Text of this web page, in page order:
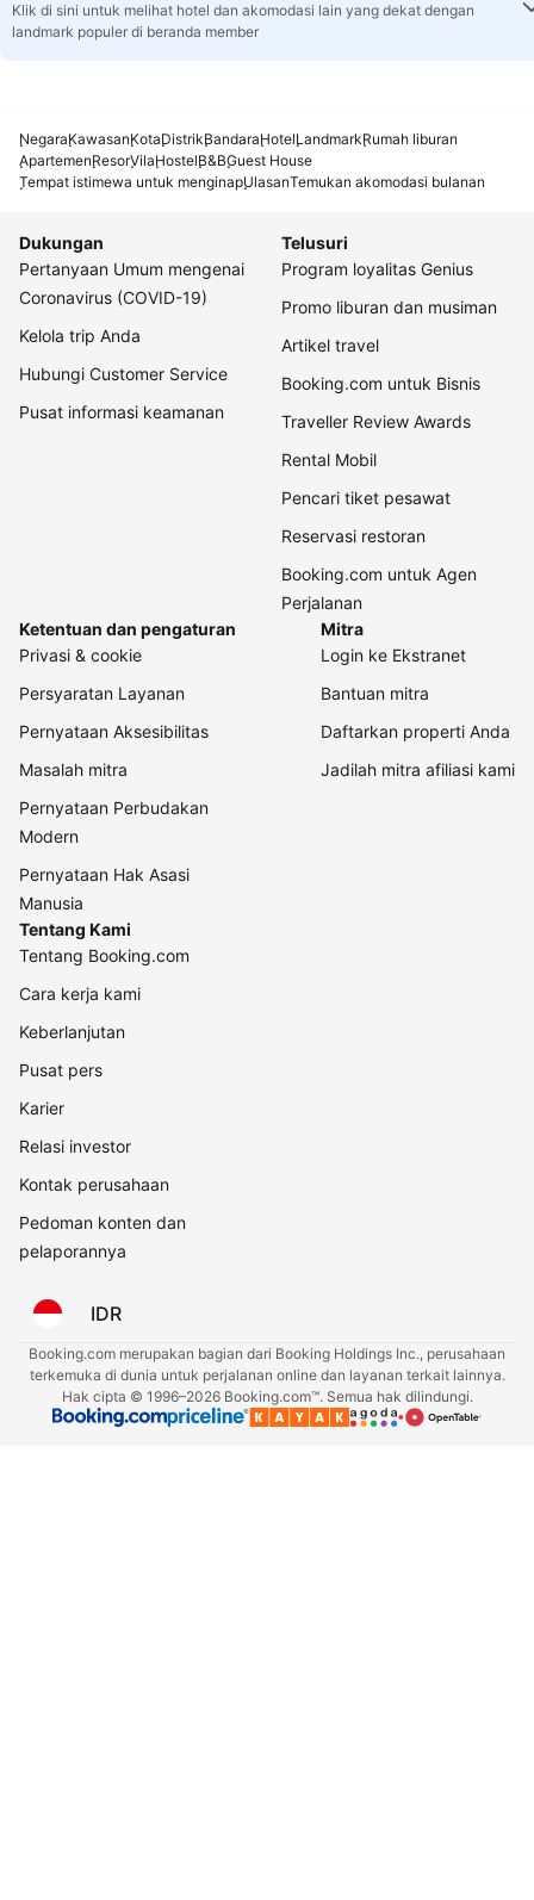
Klik di sini untuk melihat hotel dan akomodasi lain yang dekat dengan
landmark populer di beranda member
NegaraKawasanKotaDistrikBandaraHotelLandmarkRumah liburan
ApartemenResorVilaHostelB&BGuest House
Tempat istimewa untuk menginapUlasanTemukan akomodasi bulanan
Dukungan
Pertanyaan Umum mengenai
Coronavirus (COVID-19)
Kelola trip Anda
Hubungi Customer Service
Pusat informasi keamanan
Telusuri
Program loyalitas Genius
Promo liburan dan musiman
Artikel travel
Booking.com untuk Bisnis
Traveller Review Awards
Rental Mobil
Pencari tiket pesawat
Reservasi restoran
Booking.com untuk Agen
Perjalanan
Ketentuan dan pengaturan
Privasi & cookie
Persyaratan Layanan
Pernyataan Aksesibilitas
Masalah mitra
Pernyataan Perbudakan
Modern
Pernyataan Hak Asasi
Manusia
Mitra
Login ke Ekstranet
Bantuan mitra
Daftarkan properti Anda
Jadilah mitra afiliasi kami
Tentang Kami
Tentang Booking.com
Cara kerja kami
Keberlanjutan
Pusat pers
Karier
Relasi investor
Kontak perusahaan
Pedoman konten dan
pelaporannya
IDR
Booking.com merupakan bagian dari Booking Holdings Inc., perusahaan
terkemuka di dunia untuk perjalanan online dan layanan terkait lainnya.
Hak cipta © 1996–2026 Booking.com™. Semua hak dilindungi.